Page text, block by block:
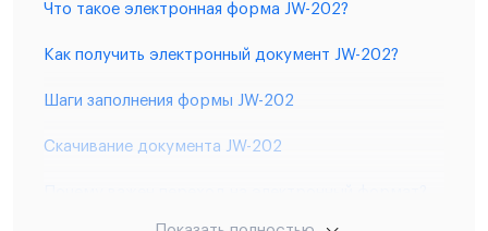
Что такое электронная форма JW-202?
Как получить электронный документ JW-202?
Шаги заполнения формы JW-202
Скачивание документа JW-202